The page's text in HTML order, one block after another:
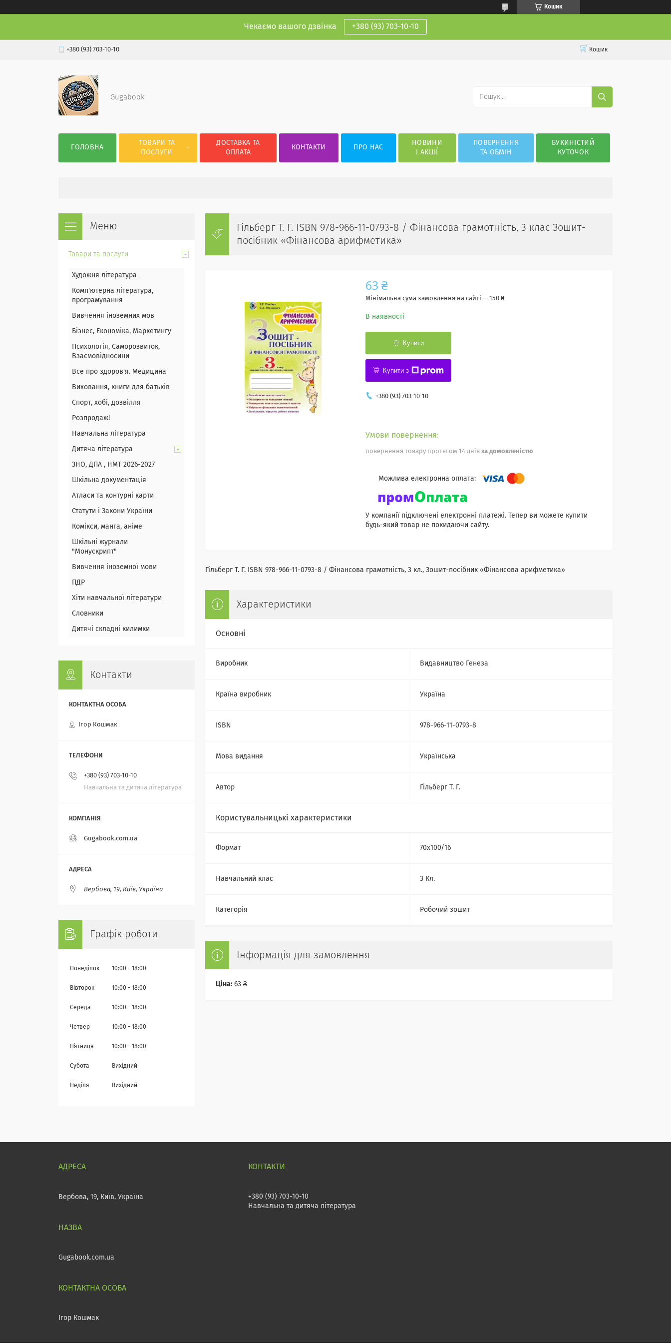
Кошик
Чекаємо вашого дзвінка +380 (93) 703-10-10
+380 (93) 703-10-10 Кошик
Gugabook
ГОЛОВНА
ТОВАРИ ТА
ПОСЛУГИ
ДОСТАВКА ТА
ОПЛАТА
КОНТАКТИ ПРО НАС
НОВИНИ
І АКЦІЇ
ПОВЕРНЕННЯ
ТА ОБМІН
БУКИНІСТИЙ
КУТОЧОК
Гільберг Т. Г. ISBN 978-966-11-0793-8 / Фінансова грамотність, 3 клас Зошит-
посібник «Фінансова арифметика»
63 ₴
Мінімальна сума замовлення на сайті — 150 ₴
В наявності
Купити
Купити з
+380 (93) 703-10-10
повернення товару протягом 14 днів за домовленістю
У компанії підключені електронні платежі. Тепер ви можете купити
будь-який товар не покидаючи сайту.
Гільберг Т. Г. ISBN 978-966-11-0793-8 / Фінансова грамотність, 3 кл., Зошит-посібник «Фінансова арифметика»
Характеристики
Основні
Виробник Видавництво Генеза
Країна виробник Україна
ISBN 978-966-11-0793-8
Мова видання Українська
Автор Гільберг Т. Г.
Користувальницькі характеристики
Формат 70х100/16
Навчальний клас 3 Кл.
Категорія Робочий зошит
Інформація для замовлення
Ціна: 63 ₴
Товари та послуги
Художня література
Комп'ютерна література,
програмування
Вивчення іноземних мов
Бізнес, Економіка, Маркетингу
Психологія, Саморозвиток,
Взаємовідносини
Все про здоров'я. Медицина
Виховання, книги для батьків
Спорт, хобі, дозвілля
Розпродаж!
Навчальна література
Дитяча література
ЗНО, ДПА , НМТ 2026-2027
Шкільна документація
Атласи та контурні карти
Статути і Закони України
Комікси, манга, аніме
Шкільні журнали
"Монускрипт"
Вивчення іноземної мови
ПДР
Хіти навчальної літератури
Словники
Дитячі складні килимки
Контакти
Ігор Кошмак
+380 (93) 703-10-10
Навчальна та дитяча література
Gugabook.com.ua
Вербова, 19, Київ, Україна
Графік роботи
Понеділок 10:00 18:00
Вівторок 10:00 18:00
Середа 10:00 18:00
Четвер 10:00 18:00
Пʼятниця 10:00 18:00
Субота Вихідний
Неділя Вихідний
Вербова, 19, Київ, Україна
Gugabook.com.ua
Ігор Кошмак
+380 (93) 703-10-10
Навчальна та дитяча література